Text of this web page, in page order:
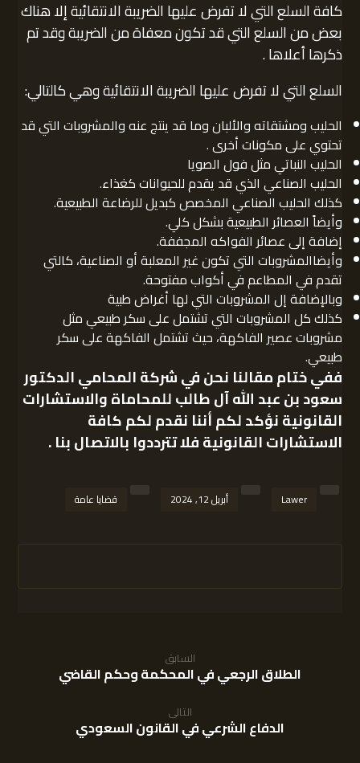
كافة السلع التي لا تفرض عليها الضريبة الانتقائية إلا هناك
بعض من السلع التي قد تكون معفاة من الضريبة وقد تم
ذكرها أعلاها .
السلع التي لا تفرض عليها الضريبة الانتقائية وهي كالتالي:
الحليب ومشتقاته والألبان وما قد ينتج عنه والمشروبات التي قد
تحتوي على مكونات أخرى .
الحليب النباتي مثل فول الصويا
الحليب الصناعي الذي قد يقدم للحيوانات كغذاء.
كذلك الحليب الصناعي المخصص كبديل للرضاعة الطبيعية.
وأيضاً العصائر الطبيعية بشكل كلي.
إضافة إلى عصائر الفواكه المجففة.
وأيضاالمشروبات التي تكون غير المعلبة أو الصناعية، كالتي
تقدم في المطاعم في أكواب مفتوحة.
وبالإضافة إل المشروبات التي لها أغراض طبية
كذلك كل المشروبات التي تشتمل على سكر طبيعي مثل
مشروبات عصير الفاكهة، حيث تشتمل الفاكهة على سكر
طبيعي.
ففي ختام مقالنا نحن فيشركة المحامي الدكتور
سعود بن عبد الله آل طالب للمحاماة والاستشارات
القانونيةنؤكد لكم أننا نقدم لكم كافة
الاستشارات القانونية فلا تترددوا بالاتصال بنا .
Lawer أبريل 12, 2024 قضايا عامة
السابق
الطلاق الرجعي في المحكمة وحكم القاضي
التالى
الدفاع الشرعي في القانون السعودي